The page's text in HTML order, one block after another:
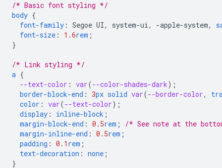
/* Basic font styling */
body {
font-family : Segoe UI, system-ui, -apple-system,
font-size : 1.6rem ;
}
/* Link styling */
a {
--text-color : var(--color-shades-dark);
border-block-end : 3px solid var(--border-color,
color : var(--text-color);
display : inline-block ;
margin-block-end : 0.5rem ;
/* See note at the
margin-inline-end : 0.5rem ;
padding : 0.1 rem ;
text-decoration : none ;
}